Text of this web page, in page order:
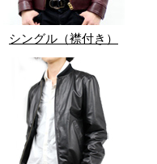
シングル（襟付き）